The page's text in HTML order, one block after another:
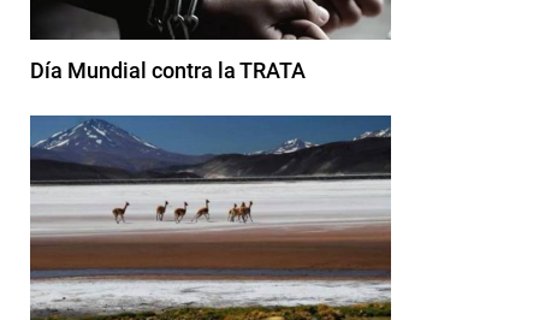
Día Mundial contra la TRATA